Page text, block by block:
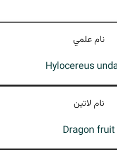
نام علمي
Hylocereus
نام لاتين
Dragon fruit